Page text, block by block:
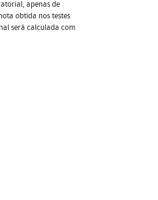
apenas de
obtida nos testes
será calculada com